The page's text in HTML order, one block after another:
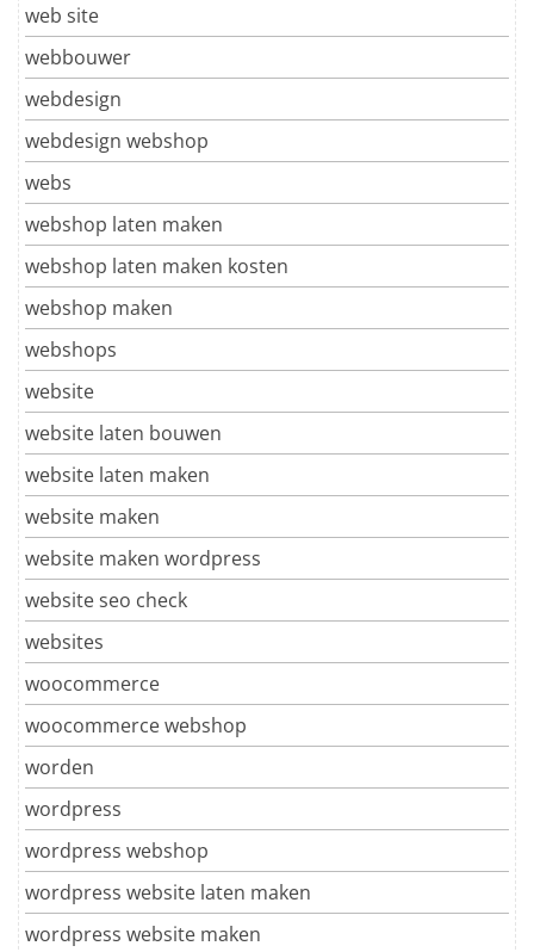
web site
webbouwer
webdesign
webdesign webshop
webs
webshop laten maken
webshop laten maken kosten
webshop maken
webshops
website
website laten bouwen
website laten maken
website maken
website maken wordpress
website seo check
websites
woocommerce
woocommerce webshop
worden
wordpress
wordpress webshop
wordpress website laten maken
wordpress website maken